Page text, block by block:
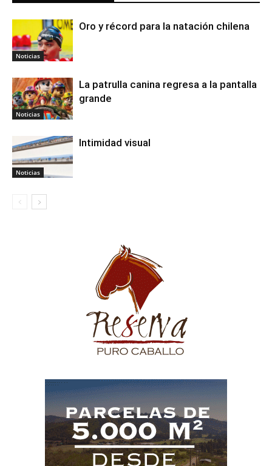
Noticias
Oro y récord para la natación chilena
Noticias
La patrulla canina regresa a la pantalla
grande
Noticias
Intimidad visual